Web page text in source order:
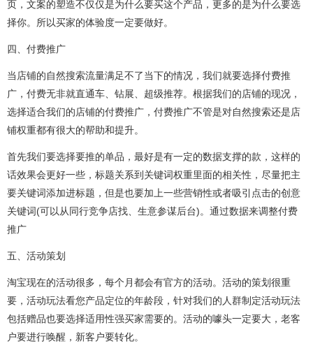
页，文案的塑造不仅仅是为什么要买这个产品，更多的是为什么要选
择你。所以买家的体验度一定要做好。
四、付费推广
当店铺的自然搜索流量满足不了当下的情况，我们就要选择付费推
广，付费无非就直通车、钻展、超级推荐。根据我们的店铺的现况，
选择适合我们的店铺的付费推广，付费推广不管是对自然搜索还是店
铺权重都有很大的帮助和提升。
首先我们要选择要推的单品，最好是有一定的数据支撑的款，这样的
话效果会更好一些，标题关系到关键词权重里面的相关性，尽量把主
要关键词添加进标题，但是也要加上一些营销性或者吸引点击的创意
关键词(可以从同行竞争店找、生意参谋后台)。通过数据来调整付费
推广
五、活动策划
淘宝现在的活动很多，每个月都会有官方的活动。活动的策划很重
要，活动玩法看您产品定位的年龄段，针对我们的人群制定活动玩法
包括赠品也要选择适用性强买家需要的。活动的噱头一定要大，老客
户要进行唤醒，新客户要转化。